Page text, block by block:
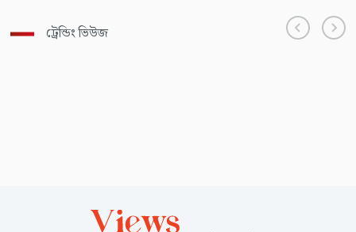
ট্রেন্ডিং ভিউজ